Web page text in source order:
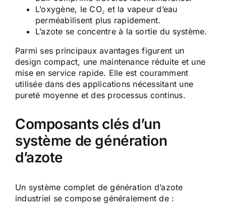
L’oxygène, le CO₂ et la vapeur d’eau
perméabilisent plus rapidement.
L’azote se concentre à la sortie du système.
Parmi ses principaux avantages figurent un
design compact, une maintenance réduite et une
mise en service rapide. Elle est couramment
utilisée dans des applications nécessitant une
pureté moyenne et des processus continus.
Composants clés d’un
système de génération
d’azote
Un système complet de génération d’azote
industriel se compose généralement de :